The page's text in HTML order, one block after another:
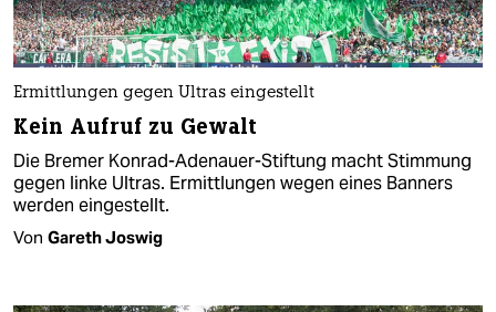
Ermittlungen gegen Ultras eingestellt
Kein Aufruf zu Gewalt
Die Bremer Konrad-Adenauer-Stiftung macht Stimmung
gegen linke Ultras. Ermittlungen wegen eines Banners
werden eingestellt.
Von Gareth Joswig